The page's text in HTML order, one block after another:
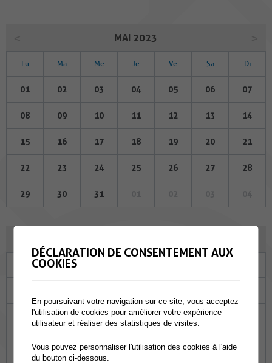
MAI 2023
Lu Ma Me Je Ve Sa Di
01 02 03 04 05 06 07
08 09 10 11 12 13 14
15 16 17 18 19 20 21
22 23 24 25 26 27 28
29 30 31
Ma
06 07 08 09 10
15 16 17
DÉCLARATION DE CONSENTEMENT AUX
COOKIES
En poursuivant votre navigation sur ce site, vous acceptez
l'utilisation de cookies pour améliorer votre expérience
utilisateur et réaliser des statistiques de visites.
Vous pouvez personnaliser l'utilisation des cookies à l'aide
du bouton ci-dessous.